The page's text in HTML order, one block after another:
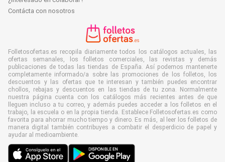
Contácta con nosotros
Folletosofertas.es recopila diariamente todos los catálogos actuales, las
ofertas semanales, los folletos comerciales, las revistas y demás
publicaciones de todas las tiendas de España. Así podemos mantenerte
completamente informado/a sobre las promociones de los folletos, los
descuentos y las ofertas que te interesan y también puedes encontrar
chollos, rebajas y descuentos en las tiendas de tu zona. Normalmente
nuestra página cuenta con los catálogos más recientes antes de que
lleguen incluso a tu correo, y además puedes acceder a los folletos en el
trabajo, la escuela o en la propia tienda. Establece Folletosofertas.es como
favorita para ahorrar mucho tiempo y dinero. Es más, al leer los folletos de
manera digital también contribuyes a combatir el desperdicio de papel y
ayudar al medioambiente.